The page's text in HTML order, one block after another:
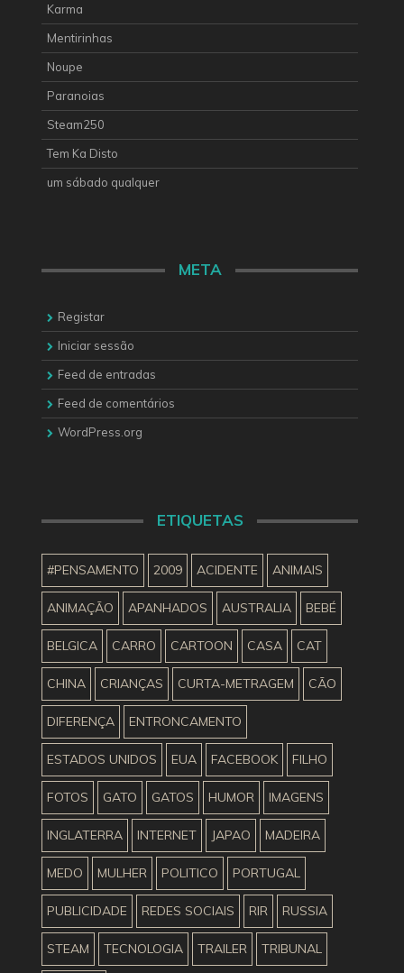
Karma
Mentirinhas
Noupe
Paranoias
Steam250
Tem Ka Disto
um sábado qualquer
META
Registar
Iniciar sessão
Feed de entradas
Feed de comentários
WordPress.org
ETIQUETAS
#PENSAMENTO 2009 ACIDENTE ANIMAIS
ANIMAÇÃO APANHADOS AUSTRALIA BEBÉ
BELGICA CARRO CARTOON CASA CAT
CHINA CRIANÇAS CURTA-METRAGEM CÃO
DIFERENÇA ENTRONCAMENTO
ESTADOS UNIDOS EUA FACEBOOK FILHO
FOTOS GATO GATOS HUMOR IMAGENS
INGLATERRA INTERNET JAPAO MADEIRA
MEDO MULHER POLITICO PORTUGAL
PUBLICIDADE REDES SOCIAIS RIR RUSSIA
STEAM TECNOLOGIA TRAILER TRIBUNAL